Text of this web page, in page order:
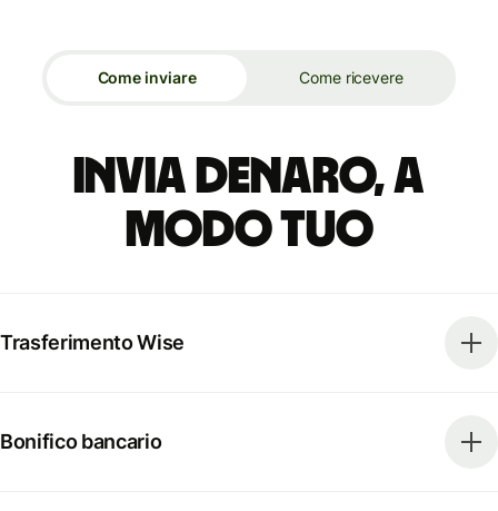
Come inviare Come ricevere
Invia denaro, a
modo tuo
Trasferimento Wise
Bonifico bancario